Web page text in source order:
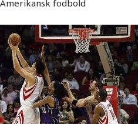
Amerikansk fodbold